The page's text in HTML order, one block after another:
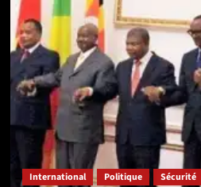
International Politique Sécurité